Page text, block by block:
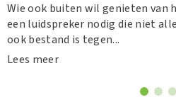
Wie ook buiten wil genieten van
een luidspreker nodig die niet
ook bestand is tegen...
Lees meer